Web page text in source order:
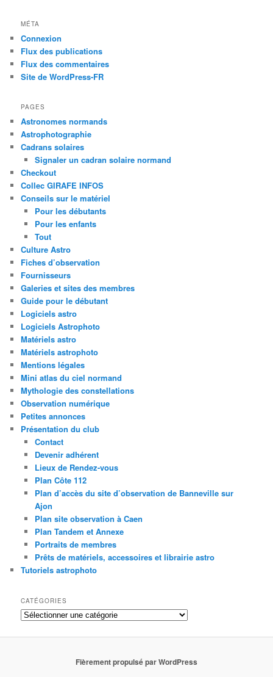
MÉTA
Connexion
Flux des publications
Flux des commentaires
Site de WordPress-FR
PAGES
Astronomes normands
Astrophotographie
Cadrans solaires
Signaler un cadran solaire normand
Checkout
Collec GIRAFE INFOS
Conseils sur le matériel
Pour les débutants
Pour les enfants
Tout
Culture Astro
Fiches d’observation
Fournisseurs
Galeries et sites des membres
Guide pour le débutant
Logiciels astro
Logiciels Astrophoto
Matériels astro
Matériels astrophoto
Mentions légales
Mini atlas du ciel normand
Mythologie des constellations
Observation numérique
Petites annonces
Présentation du club
Contact
Devenir adhérent
Lieux de Rendez-vous
Plan Côte 112
Plan d’accès du site d’observation de Banneville sur
Ajon
Plan site observation à Caen
Plan Tandem et Annexe
Portraits de membres
Prêts de matériels, accessoires et librairie astro
Tutoriels astrophoto
CATÉGORIES
Catégories
Fièrement propulsé par WordPress